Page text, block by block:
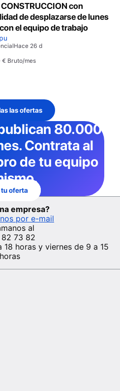
CONSTRUCCION con
de desplazarse de lunes
el equipo de trabajo
Hace 26 d
Bruto/mes
las ofertas
80.000
. Contrata al
de tu equipo
oferta
empresa?
por e-mail
al
73 82
18 horas y viernes de 9 a 15
horas